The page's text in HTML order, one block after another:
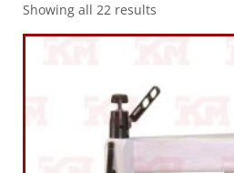
Showing all 22 results